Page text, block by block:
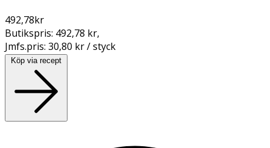
492,78kr
Butikspris: 492,78 kr,
Jmfs.pris: 30,80 kr / styck
Köp via recept